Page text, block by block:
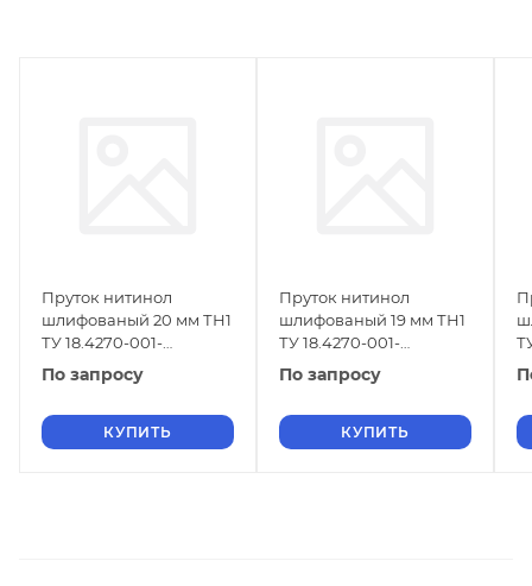
Пруток нитинол
шлифованый 20 мм ТН1
ТУ 18.4270-001-
16980791-2013
По запросу
КУПИТЬ
Пруток нитинол
шлифованый 19 мм ТН1
ТУ 18.4270-001-
16980791-2013
По запросу
КУПИТЬ